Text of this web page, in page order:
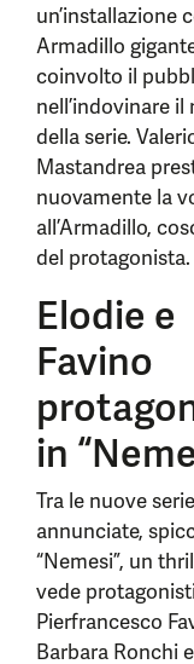
un’installazione
Armadillo
coinvolto il
nell’indovinare il
della serie.
Mastandrea
nuovamente la
all’Armadillo,
del protagonista.
Elodie e
Favino
in
Tra le nuove serie
annunciate,
“Nemesi”, un
vede
Pierfrancesco
Barbara Ronchi